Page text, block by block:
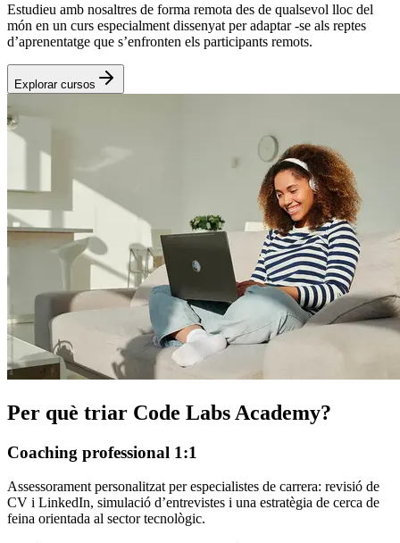
Estudieu amb nosaltres de forma remota des de qualsevol lloc del
món en un curs especialment dissenyat per adaptar -se als reptes
d’aprenentatge que s’enfronten els participants remots.
Explorar cursos
Per què triar Code Labs Academy?
Coaching professional 1:1
Assessorament personalitzat per especialistes de carrera: revisió de
CV i LinkedIn, simulació d’entrevistes i una estratègia de cerca de
feina orientada al sector tecnològic.